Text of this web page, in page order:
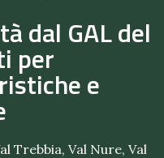
dal GAL del
per
e
Trebbia, Val Nure, Val